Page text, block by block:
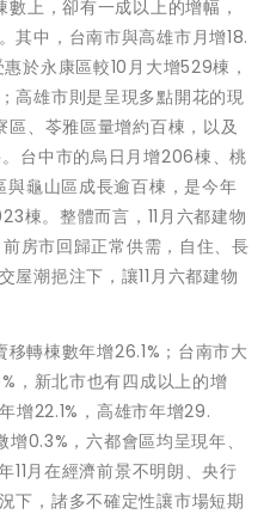
數上，卻有一成以上的增幅，
其中，台南市與高雄市月增18.
於永康區較10月大增529棟，
高雄市則是呈現多點開花的現
、苓雅區量增約百棟，以及
台中市的烏日月增206棟、桃
與龜山區成長逾百棟，是今年
棟。整體而言，11月六都建物
房市回歸正常供需，自住、長
屋潮挹注下，讓11月六都建物
移轉棟數年增26.1%；台南市大
，新北市也有四成以上的增
增22.1%，高雄市年增29.
0.3%，六都會區均呈現年、
11月在經濟前景不明朗、央行
下，諸多不確定性讓市場短期